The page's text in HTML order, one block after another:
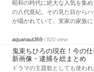
昭和の時代に絶大な人気を集
の八代亜紀。その見た目から
が囁かれていて、実家の家族に
aquanaut369 / 820 view
鬼束ちひろの現在！今の
新画像・逮捕を総まとめ
ドラマの主題歌としても使わ